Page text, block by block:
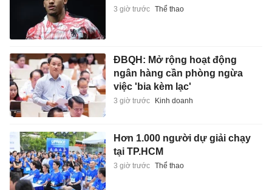
3 giờ trước Thể thao
ĐBQH: Mở rộng hoạt động
ngân hàng cần phòng ngừa
việc 'bia kèm lạc'
3 giờ trước Kinh doanh
Hơn 1.000 người dự giải chạy
tại TP.HCM
3 giờ trước Thể thao